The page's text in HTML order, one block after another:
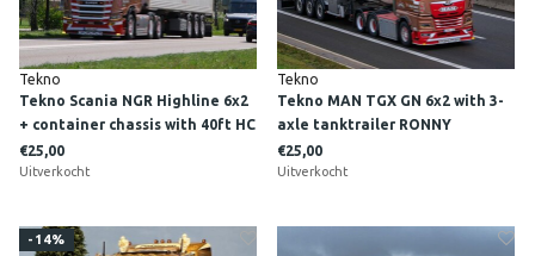
Tekno
Tekno Scania NGR Highline 6x2
+ container chassis with 40ft HC
Reefer RONNY CEUSTERS
€25,00
Uitverkocht
Tekno
Tekno MAN TGX GN 6x2 with 3-
axle tanktrailer RONNY
CEUSTERS
€25,00
Uitverkocht
-14%